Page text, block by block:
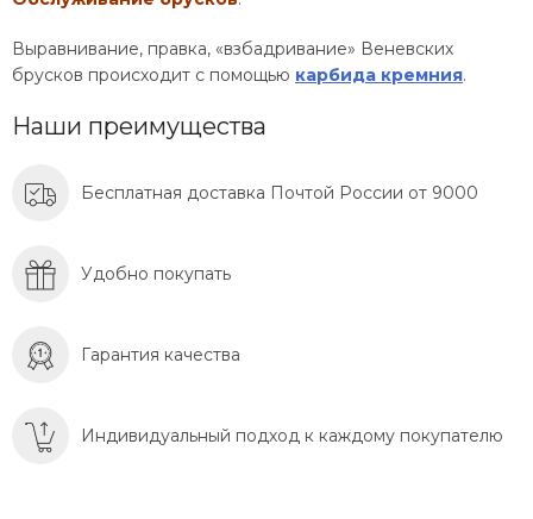
Выравнивание, правка, «взбадривание» Веневских
брусков происходит с помощью карбида кремния.
Наши преимущества
Бесплатная доставка Почтой России от 9000
Удобно покупать
Гарантия качества
Индивидуальный подход к каждому покупателю